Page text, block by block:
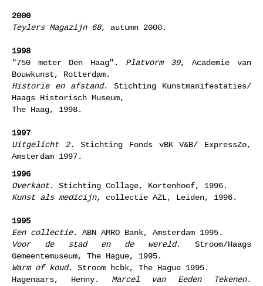
2000
Teylers Magazijn 68, autumn 2000.
1998
"750 meter Den Haag". Platvorm 39, Academie van
Bouwkunst, Rotterdam.
Historie en afstand. Stichting Kunstmanifestaties/
Haags Historisch Museum,
The Haag, 1998.
1997
Uitgelicht 2. Stichting Fonds vBK V&B/ ExpressZo,
Amsterdam 1997.
1996
Overkant. Stichting Collage, Kortenhoef, 1996.
Kunst als medicijn,
collectie AZL, Leiden, 1996.
1995
Een collectie. ABN AMRO Bank, Amsterdam 1995.
Voor de stad en de wereld. Stroom/Haags
Gemeentemuseum, The Hague, 1995.
Warm of koud. Stroom hcbk, The Hague 1995.
Hagenaars, Henny.
Marcel van Eeden Tekenen.